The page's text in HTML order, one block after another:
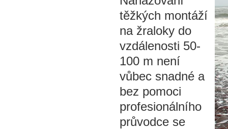
těžkých montáží
na žraloky do
vzdálenosti 50-
100 m není
vůbec snadné a
bez pomoci
profesionálního
průvodce se